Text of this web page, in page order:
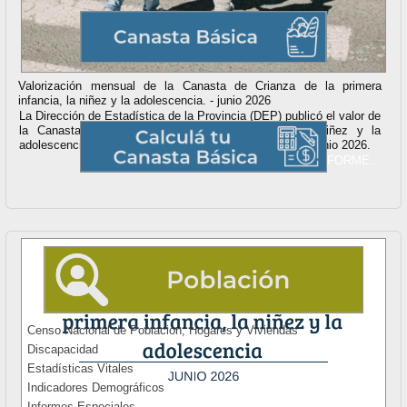
Valorización mensual de la Canasta de Crianza de la primera
infancia, la niñez y la adolescencia. - junio 2026
La Dirección de Estadística de la Provincia (DEP) publicó el valor de
la Canasta de Crianza de la primera infancia, la niñez y la
adolescencia para Tucumán correspondiente al mes de junio 2026.
VER INFORME...
Censo Nacional de Población, Hogares y Viviendas
Discapacidad
Estadísticas Vitales
Indicadores Demográficos